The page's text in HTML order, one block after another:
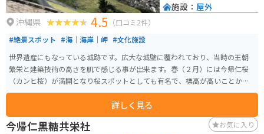
沖縄県 4.5 （口コミ2件）
#絶景スポット #海｜海岸｜岬 #文化施設
世界遺産にもなっている城跡です。広大な城壁に覆われており、当時の王朝
繁栄と建築技術の高さを肌で感じる事が出来ます。春（２月）には今帰仁桜
（カンヒ桜）が満開となり桜スポットとしても有名で、標高が高いことから
頂上からの眺めも絶景なパワースポットです。「天空の城」ともいわれたり
します。観覧料で歴史文化センターも入れます。駐車場は無料です。
詳しく見る
施設： 屋外
今帰仁黒糖共栄社 お気に入り